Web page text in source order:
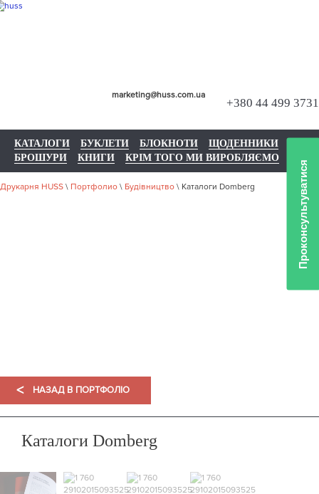
+380 44 499 3731
marketing@huss.com.ua
КАТАЛОГИ БУКЛЕТИ БЛОКНОТИ
ЩОДЕННИКИ
БРОШУРИ
КНИГИ КРІМ ТОГО МИ ВИРОБЛЯЄМО
Друкарня HUSS \ Портфолио \ Будівництво \ Каталоги Domberg
< НАЗАД В ПОРТФОЛІО
Каталоги Domberg
Проконсультуватися